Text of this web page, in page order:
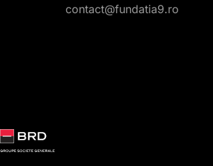
contact@fundatia9.ro